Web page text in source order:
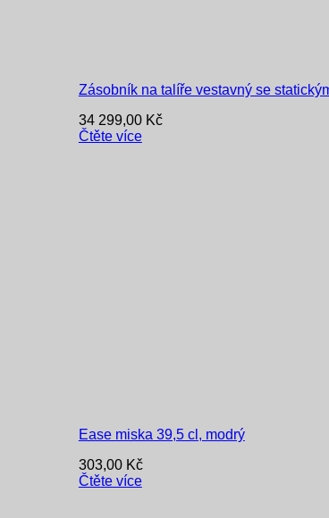
Zásobník na talíře vestavný se
34 299,00 Kč
Čtěte více
Ease miska 39,5 cl, modrý
303,00 Kč
Čtěte více